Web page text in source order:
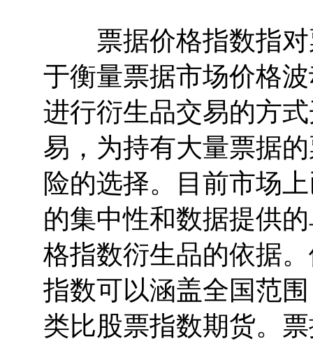
票据价格指数指对
于衡量票据市场价格
进行衍生品交易的方
易，为持有大量票据
险的选择。目前市场
的集中性和数据提供
格指数衍生品的依据
指数可以涵盖全国范
类比股票指数期货。